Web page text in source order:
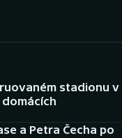
stadionu v
a Petra Čecha po